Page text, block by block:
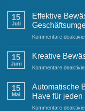
15
Juli
Effektive
Kommentare
15
Juni
Kreative
Kommentare
15
Mai
Automatische
Have für jeden
Kommentare